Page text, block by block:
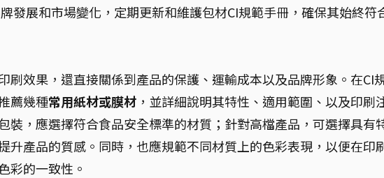
發展和市場變化，定期更新和維護包材CI規範手冊，確保其始終符
刷效果，還直接關係到產品的保護、運輸成本以及品牌形象。在CI
薦幾種常用紙材或膜材 ，並詳細說明其特性、適用範圍、以及印刷
裝，應選擇符合食品安全標準的材質；針對高檔產品，可選擇具有
升產品的質感。同時，也應規範不同材質上的色彩表現，以便在印
彩的一致性。